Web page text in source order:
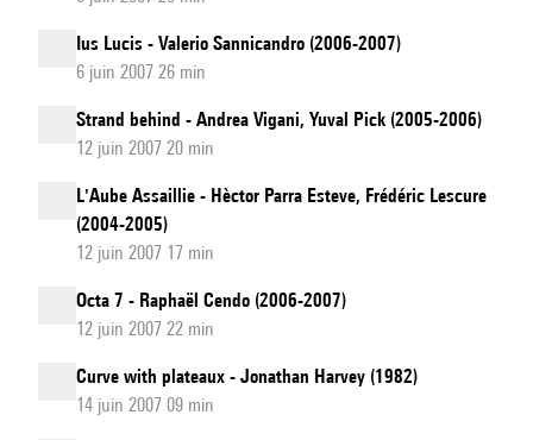
Ius Lucis - Valerio Sannicandro (2006-2007)
6 juin 2007 26 min
Strand behind - Andrea Vigani, Yuval Pick (2005-2006)
12 juin 2007 20 min
L'Aube Assaillie - Hèctor Parra Esteve, Frédéric Lescure
(2004-2005)
12 juin 2007 17 min
Octa 7 - Raphaël Cendo (2006-2007)
12 juin 2007 22 min
Curve with plateaux - Jonathan Harvey (1982)
14 juin 2007 09 min